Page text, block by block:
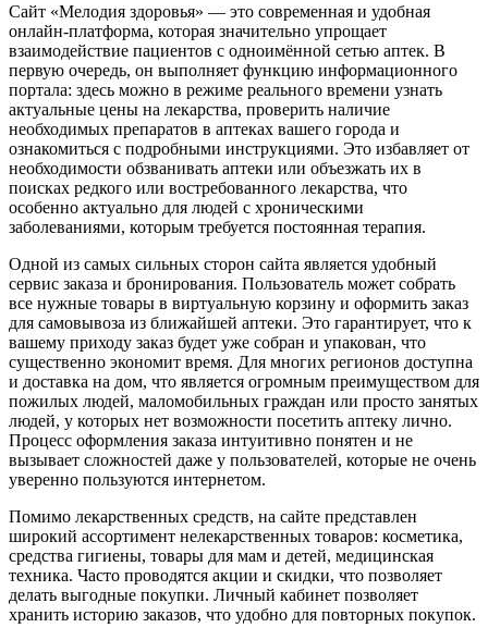
Сайт «Мелодия здоровья» — это современная и удобная
онлайн-платформа, которая значительно упрощает
взаимодействие пациентов с одноимённой сетью аптек. В
первую очередь, он выполняет функцию информационного
портала: здесь можно в режиме реального времени узнать
актуальные цены на лекарства, проверить наличие
необходимых препаратов в аптеках вашего города и
ознакомиться с подробными инструкциями. Это избавляет от
необходимости обзванивать аптеки или объезжать их в
поисках редкого или востребованного лекарства, что
особенно актуально для людей с хроническими
заболеваниями, которым требуется постоянная терапия.
Одной из самых сильных сторон сайта является удобный
сервис заказа и бронирования. Пользователь может собрать
все нужные товары в виртуальную корзину и оформить заказ
для самовывоза из ближайшей аптеки. Это гарантирует, что к
вашему приходу заказ будет уже собран и упакован, что
существенно экономит время. Для многих регионов доступна
и доставка на дом, что является огромным преимуществом для
пожилых людей, маломобильных граждан или просто занятых
людей, у которых нет возможности посетить аптеку лично.
Процесс оформления заказа интуитивно понятен и не
вызывает сложностей даже у пользователей, которые не очень
уверенно пользуются интернетом.
Помимо лекарственных средств, на сайте представлен
широкий ассортимент нелекарственных товаров: косметика,
средства гигиены, товары для мам и детей, медицинская
техника. Часто проводятся акции и скидки, что позволяет
делать выгодные покупки. Личный кабинет позволяет
хранить историю заказов, что удобно для повторных покупок.